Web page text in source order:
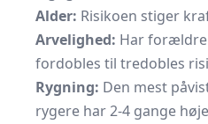
Alder: Risikoen stiger
Arvelighed: Har forældre
fordobles til tredobles
Rygning: Den mest
rygere har 2-4 gange